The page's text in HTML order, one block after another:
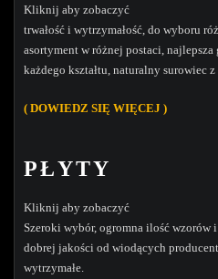
Kliknij aby zobaczyć
trwałość i wytrzymałość, do wyboru
asortyment w różnej postaci,
każdego kształtu, naturalny surowiec
( DOWIEDZ SIĘ WIĘCEJ )
PŁYTY
Kliknij aby zobaczyć
Szeroki wybór, ogromna ilość wzorów
dobrej jakości od wiodących
wytrzymałe.